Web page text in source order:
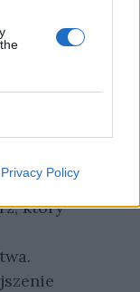
Privacy Policy
mu
państwo
nakazuje
co
który